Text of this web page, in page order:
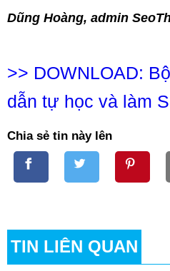
Dũng Hoàng, admin
>> DOWNLOAD:
dẫn tự học và làm
Chia sẻ tin này lên
TIN LIÊN QUAN